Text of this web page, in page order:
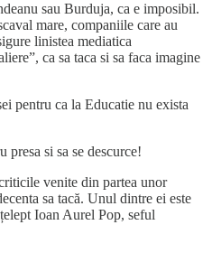
sau Burduja, ca e imposibil.
mare, companiile care au
linistea mediatica
ca sa taca si sa faca imagine
pentru ca la Educatie nu exista
presa si sa se descurce!
venite din partea unor
sa tacă. Unul dintre ei este
Ioan Aurel Pop, seful